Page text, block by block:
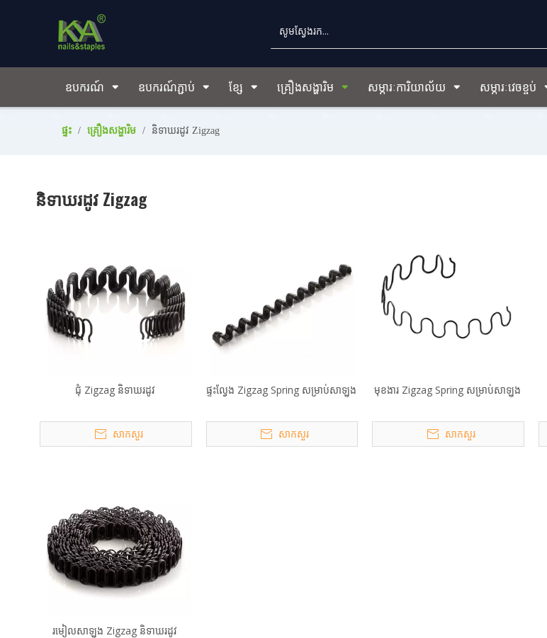
ឧបករណ៍ ឧបករណ៍ភ្ជាប់ ខ្សែ គ្រឿងសង្ហារិម សម្ភារៈការិយាល័យ សម្ភារៈវេចខ្ចប់
ផ្ទះ / គ្រឿងសង្ហារិម / និទាឃរដូវ Zigzag
និទាឃរដូវ Zigzag
ជុំ Zigzag និទាឃរដូវ
សាកសួរ
ផ្ទះល្វែង Zigzag Spring សម្រាប់សាឡុង
សាកសួរ
មុខងារ Zigzag Spring សម្រាប់សាឡុង
សាកសួរ
រមៀលសាឡុង Zigzag និទាឃរដូវ